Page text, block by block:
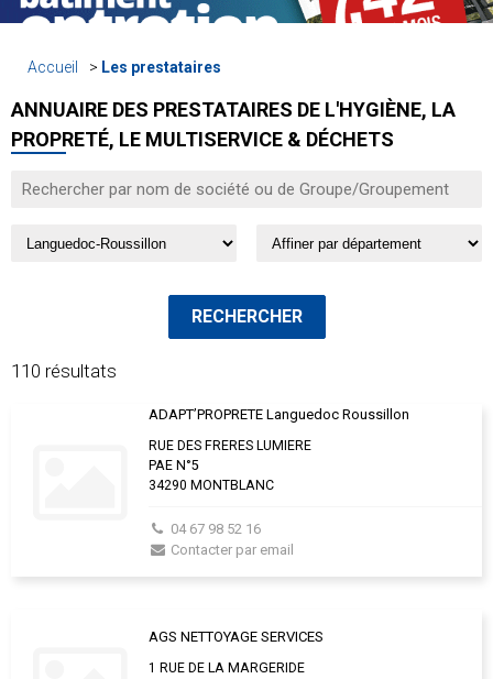
Accueil Les prestataires
ANNUAIRE DES PRESTATAIRES DE L'HYGIÈNE, LA
PROPRETÉ, LE MULTISERVICE & DÉCHETS
110 résultats
ADAPT’PROPRETE Languedoc Roussillon
RUE DES FRERES LUMIERE
PAE N°5
34290 MONTBLANC
04 67 98 52 16
Contacter par email
AGS NETTOYAGE SERVICES
1 RUE DE LA MARGERIDE